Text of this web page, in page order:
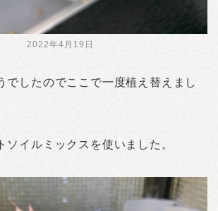
2022年4月19日
でしたのでここで一度植え替えまし
ソイルミックスを使いました。